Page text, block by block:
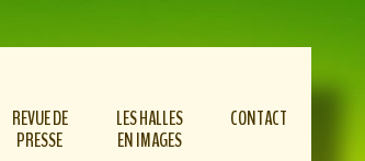
REVUE DE
PRESSE
LES HALLES
EN IMAGES
CONTACT